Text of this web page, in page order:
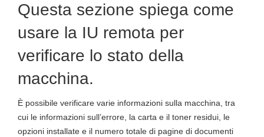
Questa sezione spiega come
usare la IU remota per
verificare lo stato della
macchina.
È possibile verificare varie informazioni sulla macchina, tra
cui le informazioni sull’errore, la carta e il toner residui, le
opzioni installate e il numero totale di pagine di documenti